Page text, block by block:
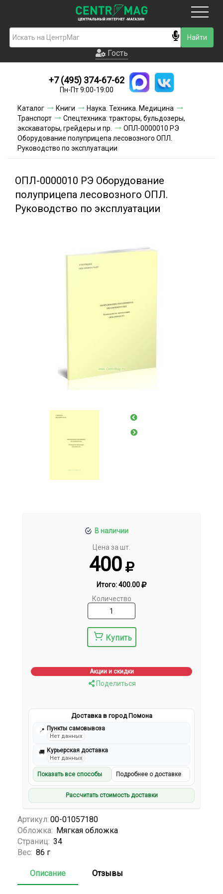
Гость
Новинки
Условия доставки
Условия оплаты
Контакты
Гость
+7 (495) 374-67-62
Пн-Пт 9:00-19:00
Каталог Книги
Наука. Техника. Медицина
Транспорт
Спецтехника: тракторы, бульдозеры,
экскаваторы, грейдеры и пр.
ОПЛ-0000010 РЭ
Оборудование полуприцепа лесовозного ОПЛ.
Руководство по эксплуатации
ОПЛ-0000010 РЭ Оборудование
полуприцепа лесовозного ОПЛ.
Руководство по эксплуатации
В наличии
Цена за шт.
400
Итого:400.00
Количество
Купить
Акции и скидки
Поделиться
Доставка в город Помона
📍 Пункты самовывоза
Нет данных
🚚 Курьерская доставка
Нет данных
Показать все способы Подробнее о доставке
Рассчитать стоимость доставки
Артикул: 00-01057180
Обложка: Мягкая обложка
Страниц: 34
Вес: 86 г
Описание Отзывы